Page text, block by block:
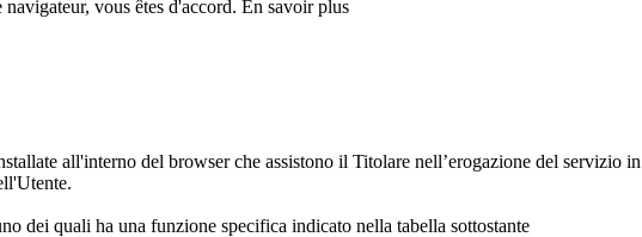
vous êtes d'accord. En savoir plus
all'interno del browser che assistono il Titolare nell’erogazione del servizio
dei quali ha una funzione specifica indicato nella tabella sottostante